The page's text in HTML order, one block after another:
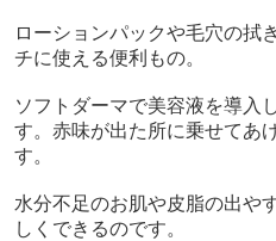
ローションパックや毛穴の拭
チに使える便利もの。
ソフトダーマで美容液を導入
す。赤味が出た所に乗せてあ
す。
水分不足のお肌や皮脂の出や
しくできるのです。